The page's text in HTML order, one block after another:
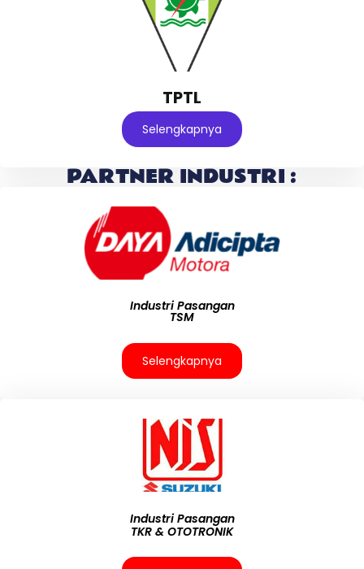
TPTL
Selengkapnya
PARTNER INDUSTRI :
Industri Pasangan
TSM
Selengkapnya
Industri Pasangan
TKR & OTOTRONIK